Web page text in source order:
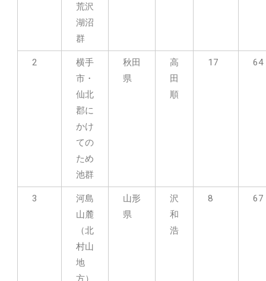
荒沢
湖沼
群
2
横手
市・
仙北
郡に
かけ
ての
ため
池群
秋田
県
高
田
順
17 64
3
河島
山麓
（北
村山
地
方）
山形
県
沢
和
浩
8 67